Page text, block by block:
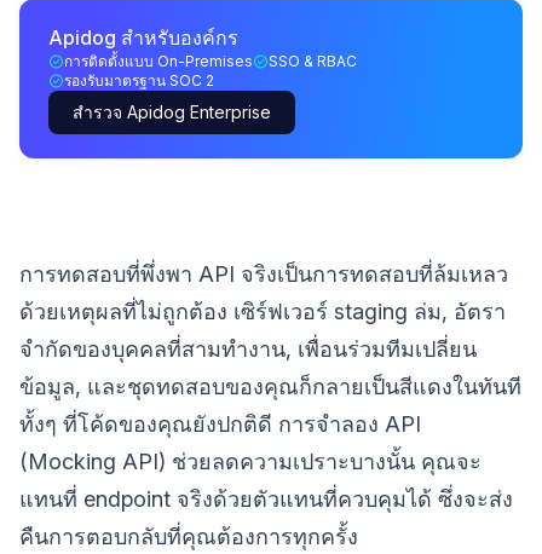
Apidog สำหรับองค์กร
การติดตั้งแบบ On-Premises
SSO & RBAC
รองรับมาตรฐาน SOC 2
สำรวจ Apidog Enterprise
การทดสอบที่พึ่งพา API จริงเป็นการทดสอบที่ล้มเหลว
ด้วยเหตุผลที่ไม่ถูกต้อง เซิร์ฟเวอร์ staging ล่ม, อัตรา
จำกัดของบุคคลที่สามทำงาน, เพื่อนร่วมทีมเปลี่ยน
ข้อมูล, และชุดทดสอบของคุณก็กลายเป็นสีแดงในทันที
ทั้งๆ ที่โค้ดของคุณยังปกติดี การจำลอง API
(Mocking API) ช่วยลดความเปราะบางนั้น คุณจะ
แทนที่ endpoint จริงด้วยตัวแทนที่ควบคุมได้ ซึ่งจะส่ง
คืนการตอบกลับที่คุณต้องการทุกครั้ง